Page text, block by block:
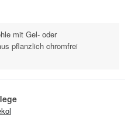
mit Gel- oder
pflanzlich chromfrei